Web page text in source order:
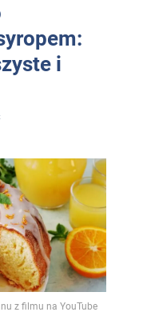
i
z filmu na YouTube